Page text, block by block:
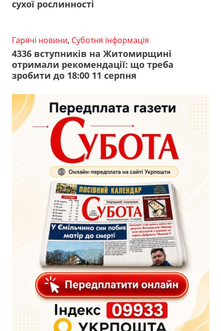
сухої рослинності
Гарячі новини, Суботня інформація
4336 вступників на Житомирщині
отримали рекомендації: що треба
зробити до 18:00 11 серпня